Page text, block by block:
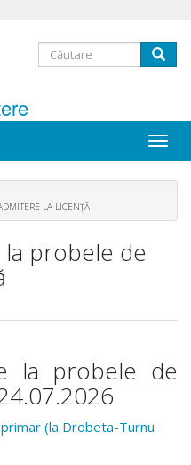
Formular
căutare
Toggle
LA LICENȚĂ
probele de
la probele de
(la Drobeta-Turnu